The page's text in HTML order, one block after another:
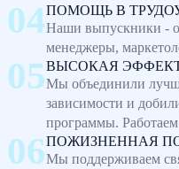
ПОМОЩЬ В
Наши выпускники -
менеджеры,
ВЫСОКАЯ
Мы объединили
зависимости и
программы.
ПОЖИЗНЕННАЯ
Мы поддерживаем